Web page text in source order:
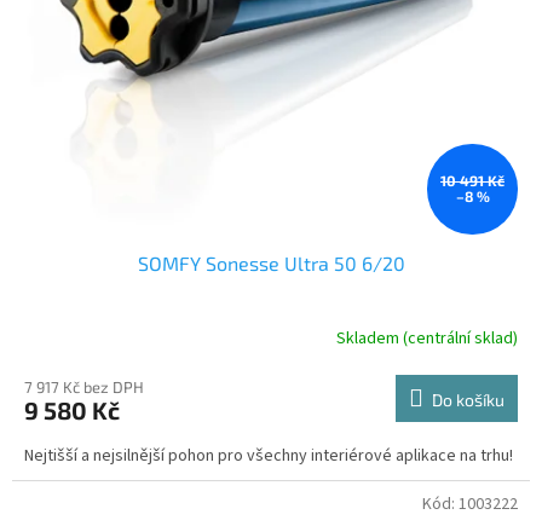
10 491 Kč
–8 %
SOMFY Sonesse Ultra 50 6/20
Skladem (centrální sklad)
7 917 Kč bez DPH
9 580 Kč Do košíku
Nejtišší a nejsilnější pohon pro všechny interiérové aplikace na trhu!
Kód: 1003222